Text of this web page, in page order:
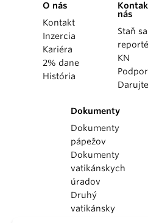
O nás
Kontakt
Inzercia
Kariéra
2% dane
História
nás
Staň sa
KN
Dokumenty
Dokumenty
pápežov
Dokumenty
vatikánskych
úradov
Druhý
vatikánsky